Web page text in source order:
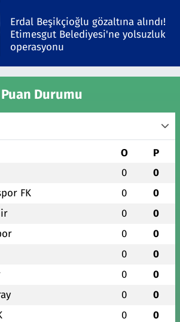
Erdal Beşikçioğlu gözaltına alındı!
Etimesgut Belediyesi'ne yolsuzluk
operasyonu
Durumu
O P
0 0
FK 0 0
0 0
0 0
0 0
0 0
0 0
0 0